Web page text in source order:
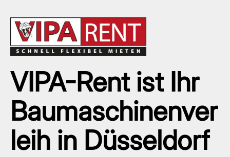
VIPA-Rent ist Ihr
Baumaschinenver
leih in Düsseldorf